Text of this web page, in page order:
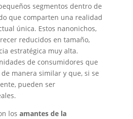
segmentos dentro de
que comparten una realidad
única. Estos nanonichos,
reducidos en tamaño,
estratégica muy alta.
de consumidores que
manera similar y que, si se
pueden ser
los amantes de la